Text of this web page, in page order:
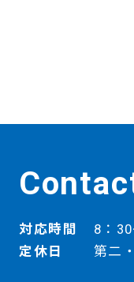
対応時間
8：
定休日
第二